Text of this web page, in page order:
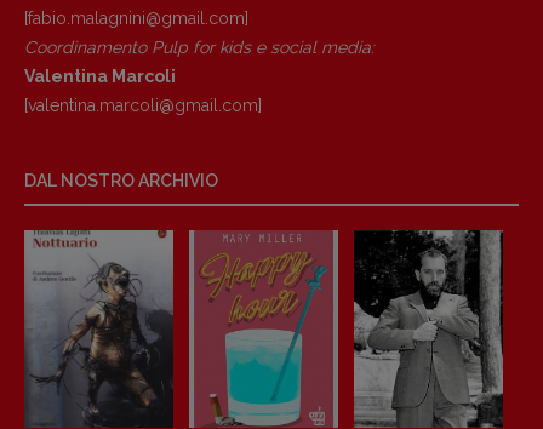
Tribunale Milano n° 5864/2023 – cod. fis.
[fabio.malagnini@gmail. com]
Coordinamento Pulp for kids e social media:
Valentina Marcoli
[valentina.marcoli@gmail. com]
DAL NOSTRO ARCHIVIO